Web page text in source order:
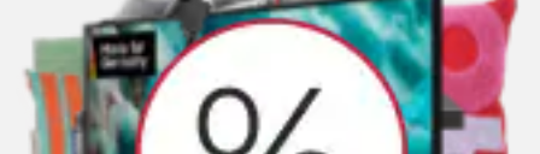
Aktueller Preis
49,95 €